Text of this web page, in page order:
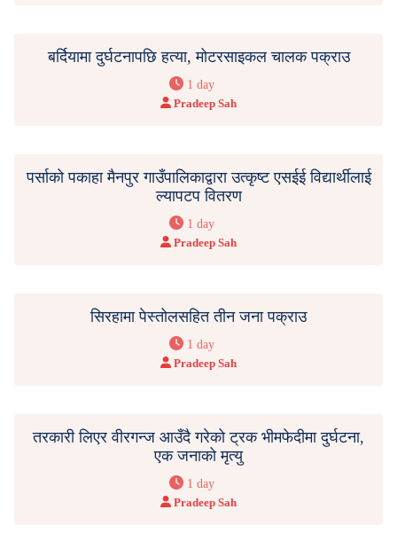
बर्दियामा दुर्घटनापछि हत्या, मोटरसाइकल चालक पक्राउ
1 day
Pradeep Sah
पर्साको पकाहा मैनपुर गाउँपालिकाद्वारा उत्कृष्ट एसईई विद्यार्थीलाई
ल्यापटप वितरण
1 day
Pradeep Sah
सिरहामा पेस्तोलसहित तीन जना पक्राउ
1 day
Pradeep Sah
तरकारी लिएर वीरगन्ज आउँदै गरेको ट्रक भीमफेदीमा दुर्घटना,
एक जनाको मृत्यु
1 day
Pradeep Sah